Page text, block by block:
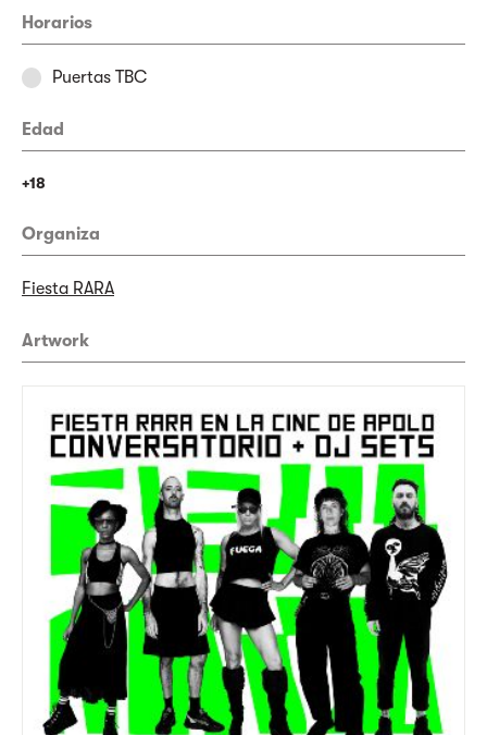
Horarios
Puertas TBC
Edad
+18
Organiza
Fiesta RARA
Artwork